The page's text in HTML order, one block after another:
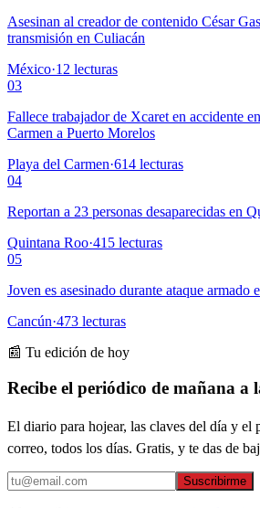
Asesinan al creador de contenido César
transmisión en Culiacán
México·12 lecturas
03
Fallece trabajador de Xcaret en accidente
Carmen a Puerto Morelos
Playa del Carmen·614 lecturas
04
Reportan a 23 personas desaparecidas en
Quintana Roo·415 lecturas
05
Joven es asesinado durante ataque armado
Cancún·473 lecturas
📰 Tu edición de hoy
Recibe el periódico de mañana a
El diario para hojear, las claves del día y
correo, todos los días. Gratis, y te das de
Suscribirme